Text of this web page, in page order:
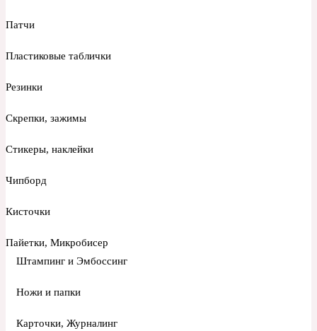
Патчи
Пластиковые таблички
Резинки
Скрепки, зажимы
Стикеры, наклейки
Чипборд
Кисточки
Пайетки, Микробисер
Штампинг и Эмбоссинг
Ножи и папки
Карточки, Журналинг